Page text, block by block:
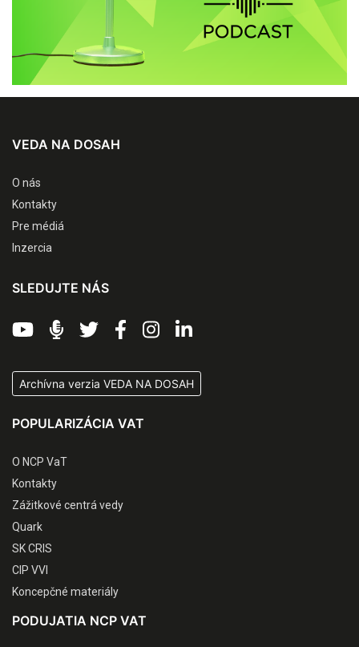
VEDA NA DOSAH
O nás
Kontakty
Pre médiá
Inzercia
SLEDUJTE NÁS
Archívna verzia VEDA NA DOSAH
POPULARIZÁCIA VAT
O NCP VaT
Kontakty
Zážitkové centrá vedy
Quark
SK CRIS
CIP VVI
Koncepčné materiály
PODUJATIA NCP VAT